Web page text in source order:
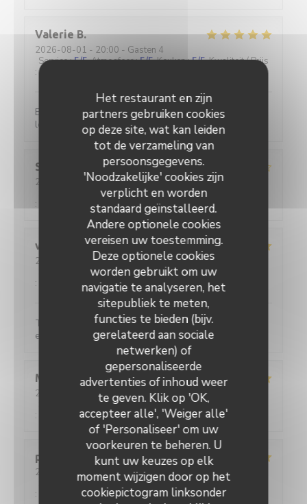
Het restaurant en zijn
partners gebruiken cookies
op deze site, wat kan leiden
tot de verzameling van
persoonsgegevens.
'Noodzakelijke' cookies zijn
verplicht en worden
standaard geïnstalleerd.
Andere optionele cookies
vereisen uw toestemming.
Deze optionele cookies
worden gebruikt om uw
navigatie te analyseren, het
sitepubliek te meten,
functies te bieden (bijv.
gerelateerd aan sociale
netwerken) of
gepersonaliseerde
advertenties of inhoud weer
te geven. Klik op 'OK,
accepteer alle', 'Weiger alle'
of 'Personaliseer' om uw
voorkeuren te beheren. U
kunt uw keuzes op elk
moment wijzigen door op het
cookiepictogram linksonder
Valerie B
2026-08-01 - 20:00 - Gasten 4
Service:5/5 Atmosfeer:5/5 Keuken:5/5 Kwaliteit / Prijs
: 5
Excellent restaurant Très chaleureux très classe et
les prix restent corrects Je recommande
Sebastien
2026-07-31- 20:00 - Gasten 2
Atmosfeer: 4/5 Keuken:5/5
:
viviane
2026-07-31
- 20:15 - Gasten 2
Atmosfeer:5/5 Keuken:5 /5 Kwaliteit / Prijs
:
Toujours aussi satisfaite, c'est très bon et le service
est parfait.
Martine
F
2026-08-02
- 12:30 - Gasten 2
Atmosfeer: 5/5 Keuken 5/5
:
pascal
2026-07-30- 12:00 - Gasten 2
5/5 Atmosfeer:4/5 Keuken: 5/5 Kwaliteit / Prijs
:
L'Ecaille